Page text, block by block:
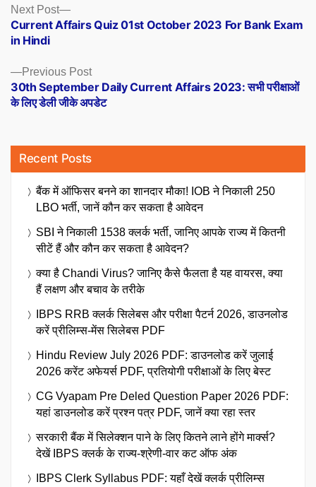
Posts
navigation
Previous PostPrevious
post:
30th September Daily Current Affairs 2023: सभी परीक्षाओं
के लिए डेली जीके अपडेट
Next Post
Next
post:
Current Affairs Quiz 01st October 2023 For Bank Exam
in Hindi
Recent Posts
बैंक में ऑफिसर बनने का शानदार मौका! IOB ने निकाली 250
LBO भर्ती, जानें कौन कर सकता है आवेदन
SBI ने निकाली 1538 क्लर्क भर्ती, जानिए आपके राज्य में कितनी
सीटें हैं और कौन कर सकता है आवेदन?
क्या है Chandi Virus? जानिए कैसे फैलता है यह वायरस, क्या
हैं लक्षण और बचाव के तरीके
IBPS RRB क्लर्क सिलेबस और परीक्षा पैटर्न 2026, डाउनलोड
करें प्रीलिम्स-मेंस सिलेबस PDF
Hindu Review July 2026 PDF: डाउनलोड करें जुलाई
2026 करेंट अफेयर्स PDF, प्रतियोगी परीक्षाओं के लिए बेस्ट
CG Vyapam Pre Deled Question Paper 2026 PDF:
यहां डाउनलोड करें प्रश्न पत्र PDF, जानें क्या रहा स्तर
सरकारी बैंक में सिलेक्शन पाने के लिए कितने लाने होंगे मार्क्स?
देखें IBPS क्लर्क के राज्य-श्रेणी-वार कट ऑफ अंक
IBPS Clerk Syllabus PDF: यहाँ देखें क्लर्क प्रीलिम्स